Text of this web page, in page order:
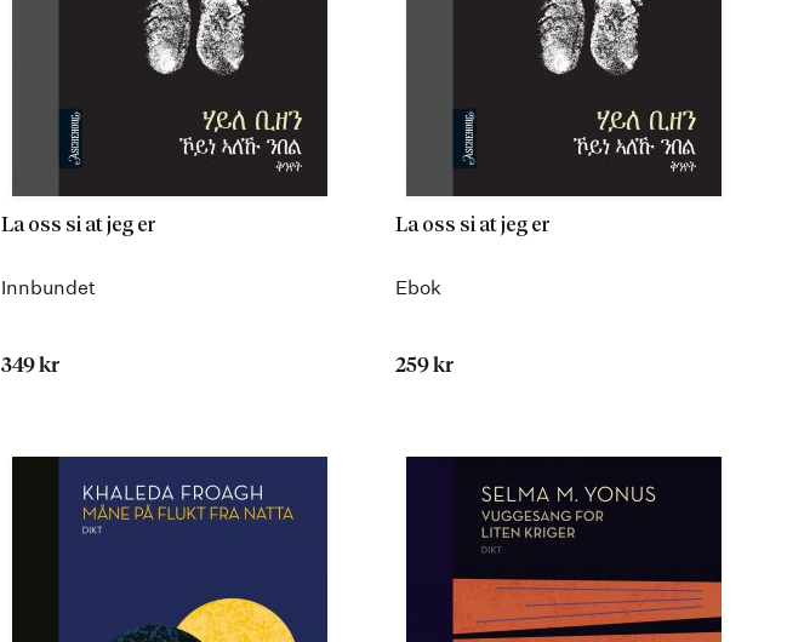
La oss si at jeg er
Innbundet
349 kr
La oss si at jeg er
Ebok
259 kr